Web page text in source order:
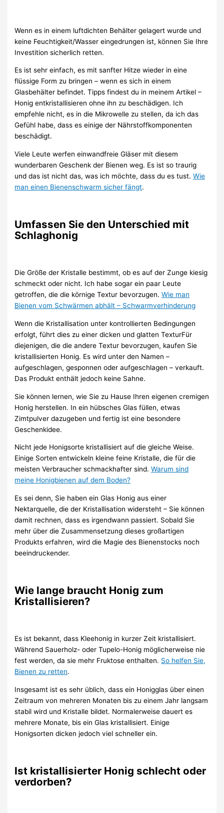
Wenn es in einem luftdichten Behälter gelagert wurde und
keine Feuchtigkeit/Wasser eingedrungen ist, können Sie Ihre
Investition sicherlich retten.
Es ist sehr einfach, es mit sanfter Hitze wieder in eine
flüssige Form zu bringen – wenn es sich in einem
Glasbehälter befindet. Tipps findest du in meinem Artikel –
Honig entkristallisieren ohne ihn zu beschädigen. Ich
empfehle nicht, es in die Mikrowelle zu stellen, da ich das
Gefühl habe, dass es einige der Nährstoffkomponenten
beschädigt.
Viele Leute werfen einwandfreie Gläser mit diesem
wunderbaren Geschenk der Bienen weg. Es ist so traurig
und das ist nicht das, was ich möchte, dass du es tust.Wie
man einen Bienenschwarm sicher fängt.
Umfassen Sie den Unterschied mit
Schlaghonig
Die Größe der Kristalle bestimmt, ob es auf der Zunge kiesig
schmeckt oder nicht. Ich habe sogar ein paar Leute
getroffen, die die körnige Textur bevorzugen.Wie man
Bienen vom Schwärmen abhält – Schwarmverhinderung
Wenn die Kristallisation unter kontrollierten Bedingungen
erfolgt, führt dies zu einer dicken und glatten TexturFür
diejenigen, die die andere Textur bevorzugen, kaufen Sie
kristallisierten Honig. Es wird unter den Namen –
aufgeschlagen, gesponnen oder aufgeschlagen – verkauft.
Das Produkt enthält jedoch keine Sahne.
Sie können lernen, wie Sie zu Hause Ihren eigenen cremigen
Honig herstellen. In ein hübsches Glas füllen, etwas
Zimtpulver dazugeben und fertig ist eine besondere
Geschenkidee.
Nicht jede Honigsorte kristallisiert auf die gleiche Weise.
Einige Sorten entwickeln kleine feine Kristalle, die für die
meisten Verbraucher schmackhafter sind.Warum sind
meine Honigbienen auf dem Boden?
Es sei denn, Sie haben ein Glas Honig aus einer
Nektarquelle, die der Kristallisation widersteht – Sie können
damit rechnen, dass es irgendwann passiert. Sobald Sie
mehr über die Zusammensetzung dieses großartigen
Produkts erfahren, wird die Magie des Bienenstocks noch
beeindruckender.
Wie lange braucht Honig zum
Kristallisieren?
Es ist bekannt, dass Kleehonig in kurzer Zeit kristallisiert.
Während Sauerholz- oder Tupelo-Honig möglicherweise nie
fest werden, da sie mehr Fruktose enthalten. So helfen Sie,
Bienen zu retten.
Insgesamt ist es sehr üblich, dass ein Honigglas über einen
Zeitraum von mehreren Monaten bis zu einem Jahr langsam
stabil wird und Kristalle bildet. Normalerweise dauert es
mehrere Monate, bis ein Glas kristallisiert. Einige
Honigsorten dicken jedoch viel schneller ein.
Ist kristallisierter Honig schlecht oder
verdorben?